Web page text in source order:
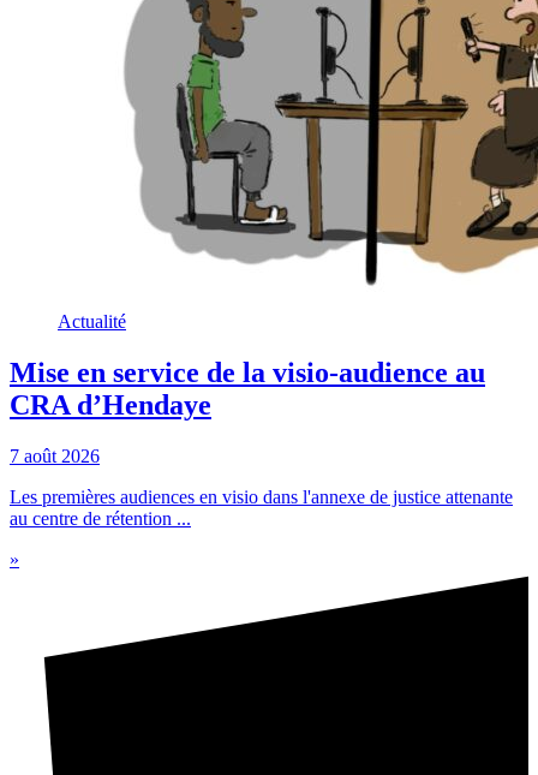
Actualité
Mise en service de la visio-audience au
CRA d’Hendaye
7 août 2026
Les premières audiences en visio dans l'annexe de justice attenante
au centre de rétention ...
»